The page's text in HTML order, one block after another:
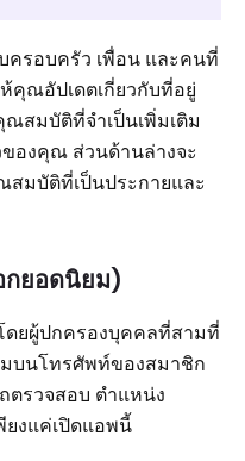
รอบครัว เพื่อน และคนที่
คุณอัปเดตเกี่ยวกับที่อยู่
สมบัติที่จำเป็นเพิ่มเติม
องคุณ ส่วนด้านล่างจะ
สมบัติที่เป็นประกายและ
กยอดนิยม)
ดยผู้ปกครองบุคคลที่สามที่
บนโทรศัพท์ของสมาชิก
รวจสอบ ตำแหน่ง
งแค่เปิดแอพนี้